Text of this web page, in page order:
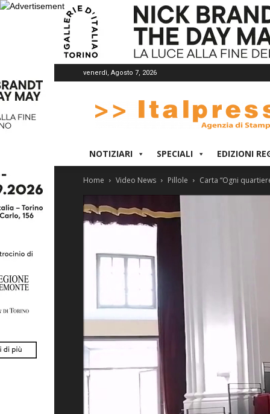
venerdì, Agosto 7, 2026
NOTIZIARI SPECIALI EDIZIONI
Home Video News Pillole Carta “Ogni